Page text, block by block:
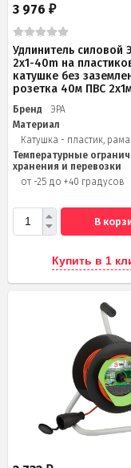
3 976 ₽
Удлинитель силовой
2x1-40m на
катушке без
розетка 40м ПВС
Бренд
ЭРА
Материал
Катушка - пластик,
Температурные
хранения и перевозки
от -25 до +40 градусов
В
Купить в 1